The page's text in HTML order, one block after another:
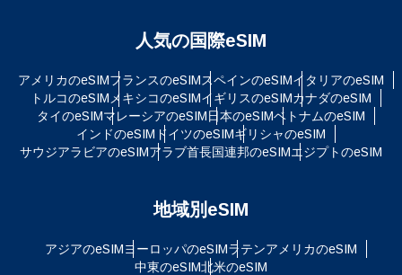
人気の国際eSIM
アメリカのeSIMフランスのeSIMスペインのeSIMイタリアのeSIM
トルコのeSIM メキシコのeSIMイギリスのeSIMカナダのeSIM
タイのeSIMマレーシアのeSIM日本のeSIMベトナムのeSIM
インドのeSIM ドイツのeSIMギリシャのeSIM
サウジアラビアのeSIMアラブ首長国連邦のeSIMエジプトのeSIM
地域別eSIM
アジアのeSIMヨーロッパのeSIMラテンアメリカのeSIM
中東のeSIM北米のeSIM